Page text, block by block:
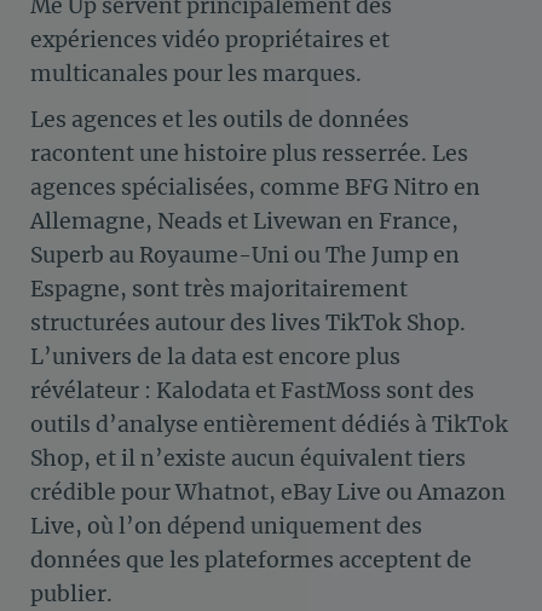
Me Up servent principalement des
expériences vidéo propriétaires et
multicanales pour les marques.
Les agences et les outils de données
racontent une histoire plus resserrée. Les
agences spécialisées, comme BFG Nitro en
Allemagne, Neads et Livewan en France,
Superb au Royaume-Uni ou The Jump en
Espagne, sont très majoritairement
structurées autour des lives TikTok Shop.
L’univers de la data est encore plus
révélateur : Kalodata et FastMoss sont des
outils d’analyse entièrement dédiés à TikTok
Shop, et il n’existe aucun équivalent tiers
crédible pour Whatnot, eBay Live ou Amazon
Live, où l’on dépend uniquement des
données que les plateformes acceptent de
publier.